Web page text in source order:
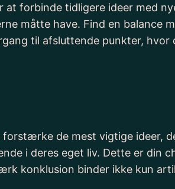
forbinde tidligere ideer med
måtte have. Find en balance
til afsluttende punkter, hvor
de mest vigtige ideer,
i deres eget liv. Dette er din
konklusion binder ikke kun